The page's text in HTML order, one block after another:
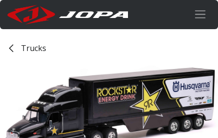
Overslaan naar inhoud
Trucks